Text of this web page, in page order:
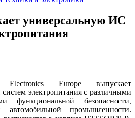
универсальную ИС
Europe выпускает
электропитания с различными
функциональной безопасности,
автомобильной промышленности.